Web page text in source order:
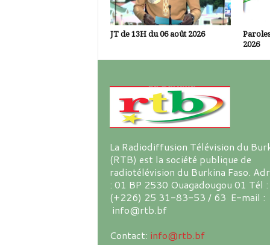
JT de 13H du 06 août 2026
2026
La Radiodiffusion Télévision du
(RTB) est la société publique de
radiotélévision du Burkina Faso.
: 01 BP 2530 Ouagadougou 01 Tél :
(+226) 25 31-83-53 / 63 E-mail :
info@rtb.bf
Contact: info@rtb.bf